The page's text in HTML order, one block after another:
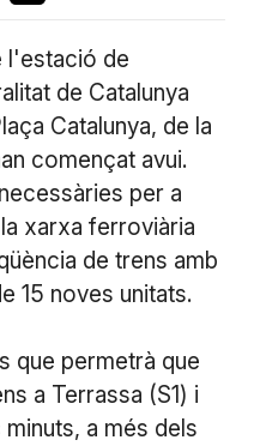
l'estació de
de Catalunya
Catalunya, de la
començat avui.
per a
xarxa ferroviària
de trens amb
15 noves unitats.
que permetrà que
a Terrassa (S1) i
a més dels